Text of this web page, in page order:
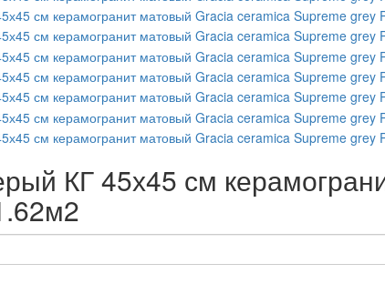
КГ 45х45 см